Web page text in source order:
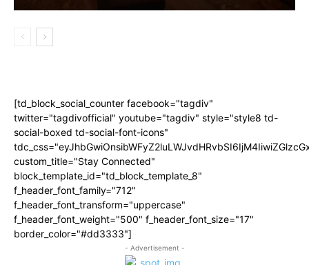
[td_block_social_counter facebook="tagdiv"
twitter="tagdivofficial" youtube="tagdiv" style="style8 td-
social-boxed td-social-font-icons"
custom_title="Stay Connected"
block_template_id="td_block_template_8"
f_header_font_family="712"
f_header_font_transform="uppercase"
f_header_font_weight="500" f_header_font_size="17"
border_color="#dd3333"]
- Advertisement -